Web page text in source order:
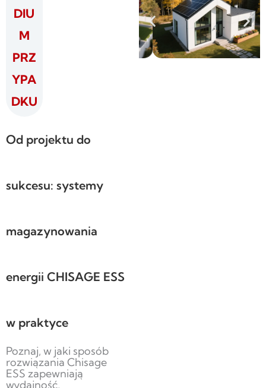
DIU
M
PRZ
YPA
DKU
Od projektu do
sukcesu: systemy
magazynowania
energii CHISAGE ESS
w praktyce
Poznaj, w jaki sposób
rozwiązania Chisage
ESS zapewniają
wydajność,